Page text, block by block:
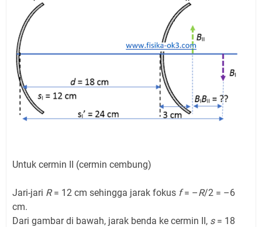
Untuk cermin II (cermin cembung)
Jari-jari R= 12 cm sehingga jarak fokus f= –R/2 = –6
cm.
Dari gambar di bawah, jarak benda ke cermin II, s= 18